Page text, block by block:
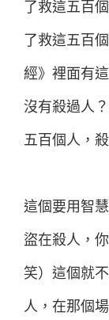
了救這五百
了救這五百
經》裡面有
沒有殺過人
五百個人，
這個要用智
盜在殺人，
笑）這個就
人，在那個